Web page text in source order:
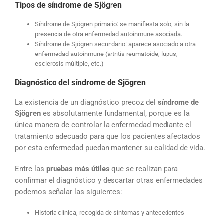
Tipos de síndrome de Sjögren
Síndrome de Sjögren primario: se manifiesta solo, sin la
presencia de otra enfermedad autoinmune asociada.
Síndrome de Sjögren secundario: aparece asociado a otra
enfermedad autoinmune (artritis reumatoide, lupus,
esclerosis múltiple, etc.)
Diagnóstico del síndrome de Sjögren
La existencia de un diagnóstico precoz del síndrome de
Sjögren es absolutamente fundamental, porque es la
única manera de controlar la enfermedad mediante el
tratamiento adecuado para que los pacientes afectados
por esta enfermedad puedan mantener su calidad de vida.
Entre las pruebas más útiles que se realizan para
confirmar el diagnóstico y descartar otras enfermedades
podemos señalar las siguientes:
Historia clínica, recogida de síntomas y antecedentes